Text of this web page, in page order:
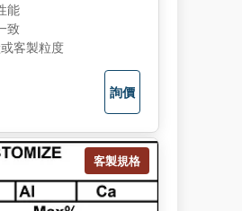
能
致
客製粒度
詢價
客製規格